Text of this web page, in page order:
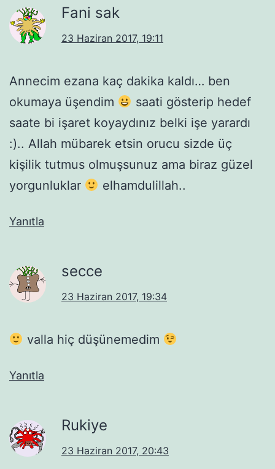
Fani sak
23 Haziran 2017, 19:11
Annecim ezana kaç dakika kaldı… ben
okumaya üşendim
saati gösterip hedef
saate bi işaret koyaydınız belki işe yarardı
:).. Allah mübarek etsin orucu sizde üç
kişilik tutmus olmuşsunuz ama biraz güzel
yorgunluklar
elhamdulillah..
Yanıtla
secce
23 Haziran 2017, 19:34
valla hiç düşünemedim
Yanıtla
Rukiye
23 Haziran 2017, 20:43